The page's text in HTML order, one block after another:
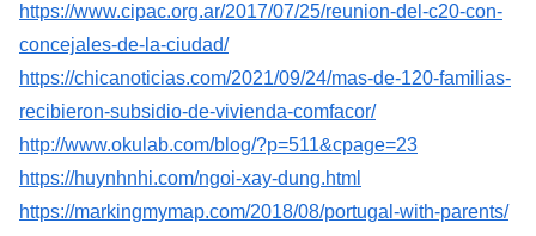
https://www.cipac.org.ar/2017/07/25/reunion-del-c20-con-
concejales-de-la-ciudad/
https://chicanoticias.com/2021/09/24/mas-de-120-familias-
recibieron-subsidio-de-vivienda-comfacor/
http://www.okulab.com/blog/?p=511&cpage=23
https://huynhnhi.com/ngoi-xay-dung.html
https://markingmymap.com/2018/08/portugal-with-parents/